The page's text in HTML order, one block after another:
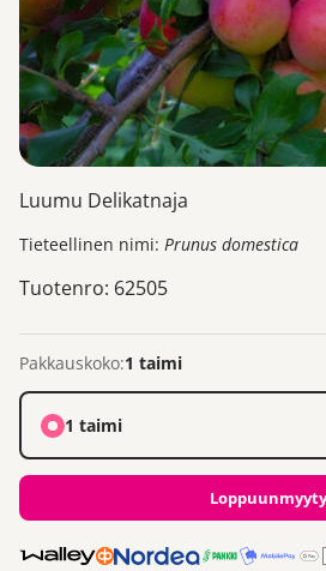
Luumu Delikatnaja
Tieteellinen nimi: Prunus domestica
Tuotenro: 62505
Pakkauskoko:1 taimi
1 taimi
Loppuunmyyty